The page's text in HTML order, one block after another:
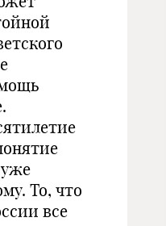
То, что
все